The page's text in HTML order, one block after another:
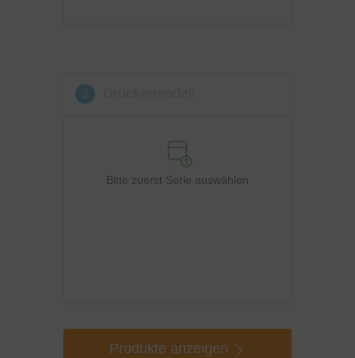
Bitte zuerst Serie auswählen
Produkte anzeigen